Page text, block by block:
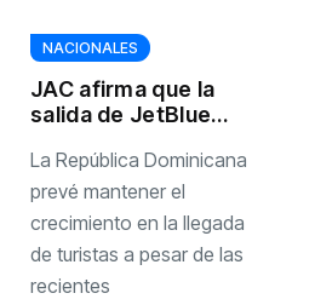
NACIONALES
JAC afirma que la
salida de JetBlue
temporalmente
las tarifas de
Newark mientras
las aerolíneas se
adaptan.
La República Dominicana
prevé mantener el
crecimiento en la llegada
de turistas a pesar de las
recientes